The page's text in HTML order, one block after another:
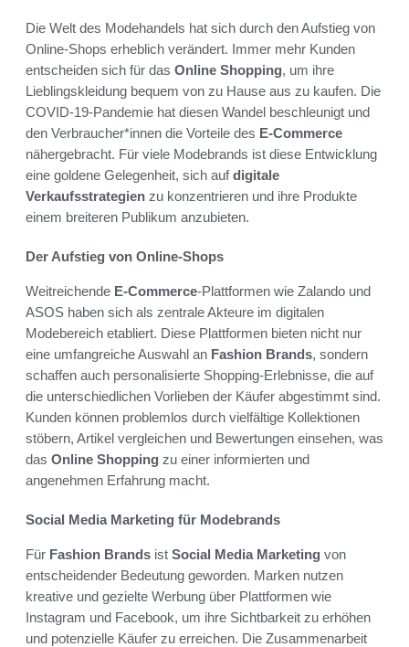
Die Welt des Modehandels hat sich durch den Aufstieg von
Online-Shops erheblich verändert. Immer mehr Kunden
entscheiden sich für das Online Shopping, um ihre
Lieblingskleidung bequem von zu Hause aus zu kaufen. Die
COVID-19-Pandemie hat diesen Wandel beschleunigt und
den Verbraucher*innen die Vorteile des E-Commerce
nähergebracht. Für viele Modebrands ist diese Entwicklung
eine goldene Gelegenheit, sich aufdigitale
Verkaufsstrategien zu konzentrieren und ihre Produkte
einem breiteren Publikum anzubieten.
Der Aufstieg von Online-Shops
Weitreichende E-Commerce-Plattformen wie Zalando und
ASOS haben sich als zentrale Akteure im digitalen
Modebereich etabliert. Diese Plattformen bieten nicht nur
eine umfangreiche Auswahl an Fashion Brands, sondern
schaffen auch personalisierte Shopping-Erlebnisse, die auf
die unterschiedlichen Vorlieben der Käufer abgestimmt sind.
Kunden können problemlos durch vielfältige Kollektionen
stöbern, Artikel vergleichen und Bewertungen einsehen, was
das Online Shopping zu einer informierten und
angenehmen Erfahrung macht.
Social Media Marketing für Modebrands
Für Fashion Brands ist Social Media Marketing von
entscheidender Bedeutung geworden. Marken nutzen
kreative und gezielte Werbung über Plattformen wie
Instagram und Facebook, um ihre Sichtbarkeit zu erhöhen
und potenzielle Käufer zu erreichen. Die Zusammenarbeit